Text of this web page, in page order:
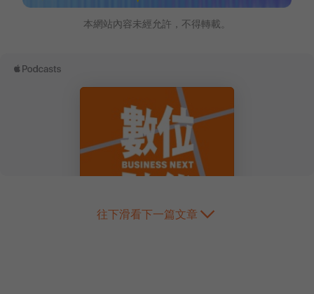
本網站內容未經允許，不得轉載。
往下滑看下一篇文章